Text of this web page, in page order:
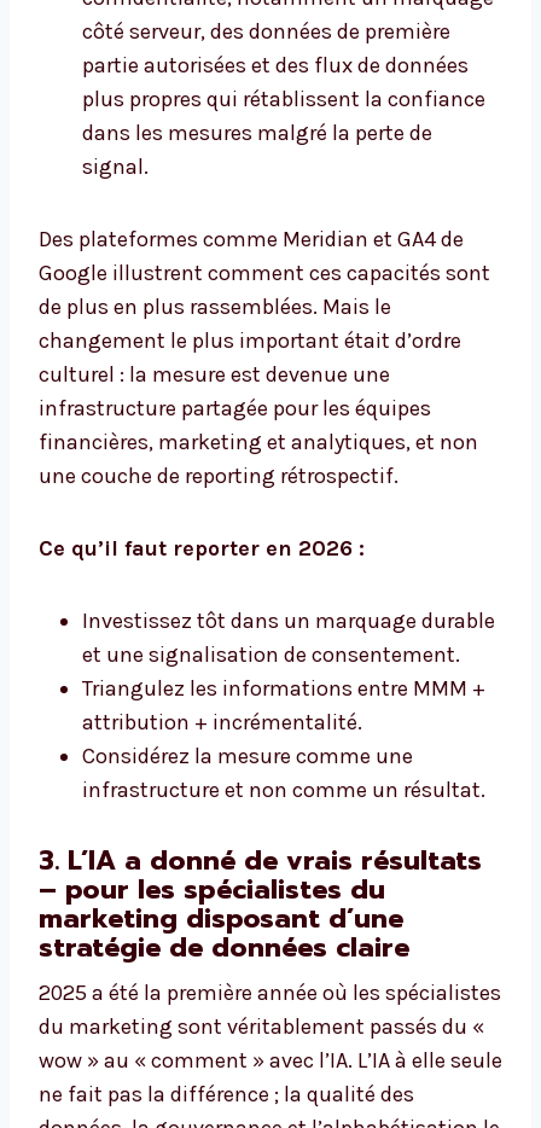
côté serveur, des données de première
partie autorisées et des flux de données
plus propres qui rétablissent la confiance
dans les mesures malgré la perte de
signal.
Des plateformes comme Meridian et GA4 de
Google illustrent comment ces capacités sont
de plus en plus rassemblées. Mais le
changement le plus important était d’ordre
culturel : la mesure est devenue une
infrastructure partagée pour les équipes
financières, marketing et analytiques, et non
une couche de reporting rétrospectif.
Ce qu’il faut reporter en 2026 :
Investissez tôt dans un marquage durable
et une signalisation de consentement.
Triangulez les informations entre MMM +
attribution + incrémentalité.
Considérez la mesure comme une
infrastructure et non comme un résultat.
3. L’IA a donné de vrais résultats
– pour les spécialistes du
marketing disposant d’une
stratégie de données claire
2025 a été la première année où les spécialistes
du marketing sont véritablement passés du «
wow » au « comment » avec l’IA. L’IA à elle seule
ne fait pas la différence ; la qualité des